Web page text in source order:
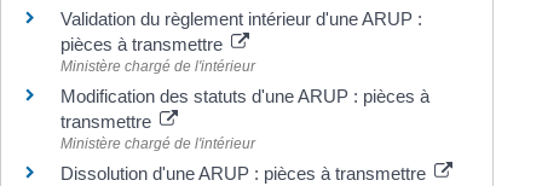
Validation du règlement intérieur d'une ARUP :
pièces à transmettre
Ministère chargé de l'intérieur
Modification des statuts d'une ARUP : pièces à
transmettre
Ministère chargé de l'intérieur
Dissolution d'une ARUP : pièces à transmettre